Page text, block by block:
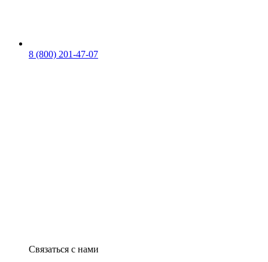
8 (800) 201-47-07
Связаться с нами